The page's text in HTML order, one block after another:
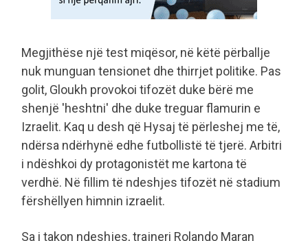
Megjithëse një test miqësor, në këtë përballje
nuk munguan tensionet dhe thirrjet politike. Pas
golit, Gloukh provokoi tifozët duke bërë me
shenjë 'heshtni' dhe duke treguar flamurin e
Izraelit. Kaq u desh që Hysaj të përleshej me të,
ndërsa ndërhynë edhe futbollistë të tjerë. Arbitri
i ndëshkoi dy protagonistët me kartona të
verdhë. Në fillim të ndeshjes tifozët në stadium
fërshëllyen himnin izraelit.
Sa i takon ndeshjes, trajneri Rolando Maran